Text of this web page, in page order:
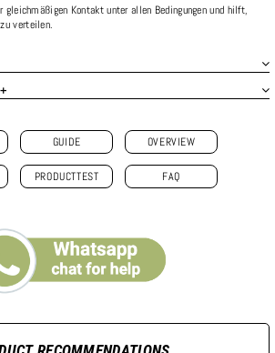
Kontakt unter allen Bedingungen und hilft,
verteilen.
GUIDE OVERVIEW
PRODUCTTEST FAQ